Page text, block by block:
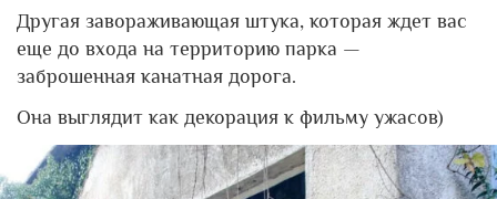
Другая завораживающая штука, которая ждет вас
еще до входа на территорию парка —
заброшенная канатная дорога.
Она выглядит как декорация к фильму ужасов)